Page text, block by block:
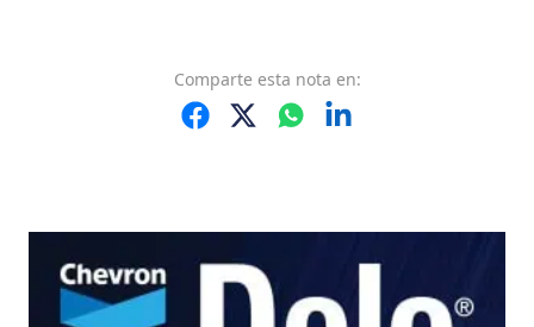
Comparte esta nota en: